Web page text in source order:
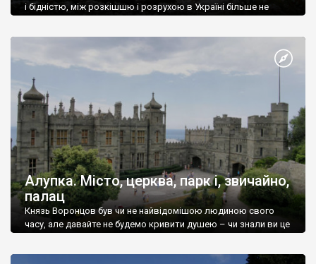
і бідністю, між розкішшю і розрухою в Україні більше не
Алупка. Місто, церква, парк і, звичайно,
палац
Князь Воронцов був чи не найвідомішою людиною свого
часу, але давайте не будемо кривити душею – чи знали ви це